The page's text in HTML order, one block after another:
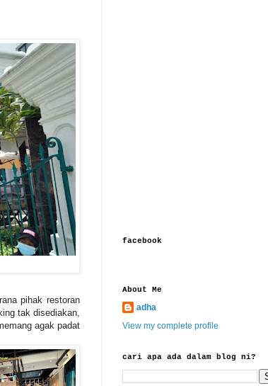
pihak restoran
tak disediakan,
agak padat
facebook
About Me
adha
View my complete profile
cari apa ada dalam blog ni?